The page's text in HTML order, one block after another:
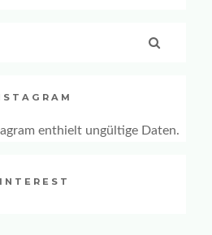
SEARCH
enthielt ungültige Daten.